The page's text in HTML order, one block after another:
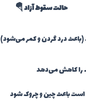
حالت سقوط آزاد 🪂
درد گردن و کمر می‌شود)
را کاهش می‌دهد
باعث چین و چروک شود